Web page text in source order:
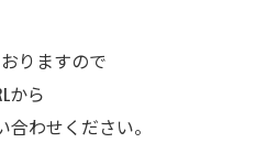
りますので
から
合わせください。